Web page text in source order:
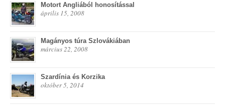
Motort Angliából honosítással
április 15, 2008
Magányos túra Szlovákiában
március 22, 2008
Szardínia és Korzika
október 5, 2014